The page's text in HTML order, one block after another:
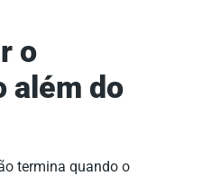
o
além do
termina quando o